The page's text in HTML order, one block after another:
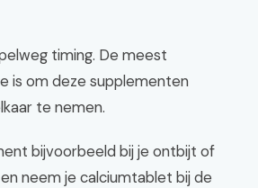
timing. De meest
is om deze supplementen
te nemen.
bijvoorbeeld bij je ontbijt of
neem je calciumtablet bij de